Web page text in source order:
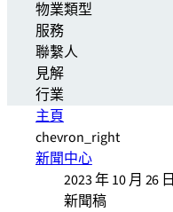
物業類型
服務
聯繫人
見解
行業
主頁
chevron_right
新聞中心
2023 年 10 月 26 日
新聞稿